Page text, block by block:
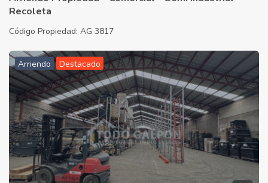
Recoleta
Código Propiedad: AG 3817
Arriendo Destacado